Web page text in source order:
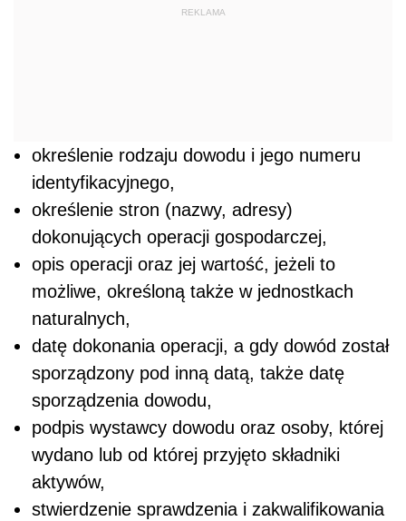
REKLAMA
określenie rodzaju dowodu i jego numeru
identyfikacyjnego,
określenie stron (nazwy, adresy)
dokonujących operacji gospodarczej,
opis operacji oraz jej wartość, jeżeli to
możliwe, określoną także w jednostkach
naturalnych,
datę dokonania operacji, a gdy dowód został
sporządzony pod inną datą, także datę
sporządzenia dowodu,
podpis wystawcy dowodu oraz osoby, której
wydano lub od której przyjęto składniki
aktywów,
stwierdzenie sprawdzenia i zakwalifikowania